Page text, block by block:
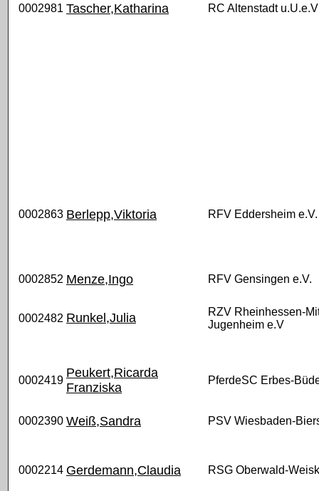
0002981 Tascher,Katharina RC Altenstadt u.U.e.V
0002863 Berlepp,Viktoria RFV Eddersheim e.V.
0002852 Menze,Ingo RFV Gensingen e.V.
0002482 Runkel,Julia
RZV Rheinhessen-
Jugenheim e.V
0002419
Peukert,Ricarda
Franziska
PferdeSC Erbes-
0002390 Weiß,Sandra PSV Wiesbaden-
0002214 Gerdemann,Claudia RSG Oberwald-